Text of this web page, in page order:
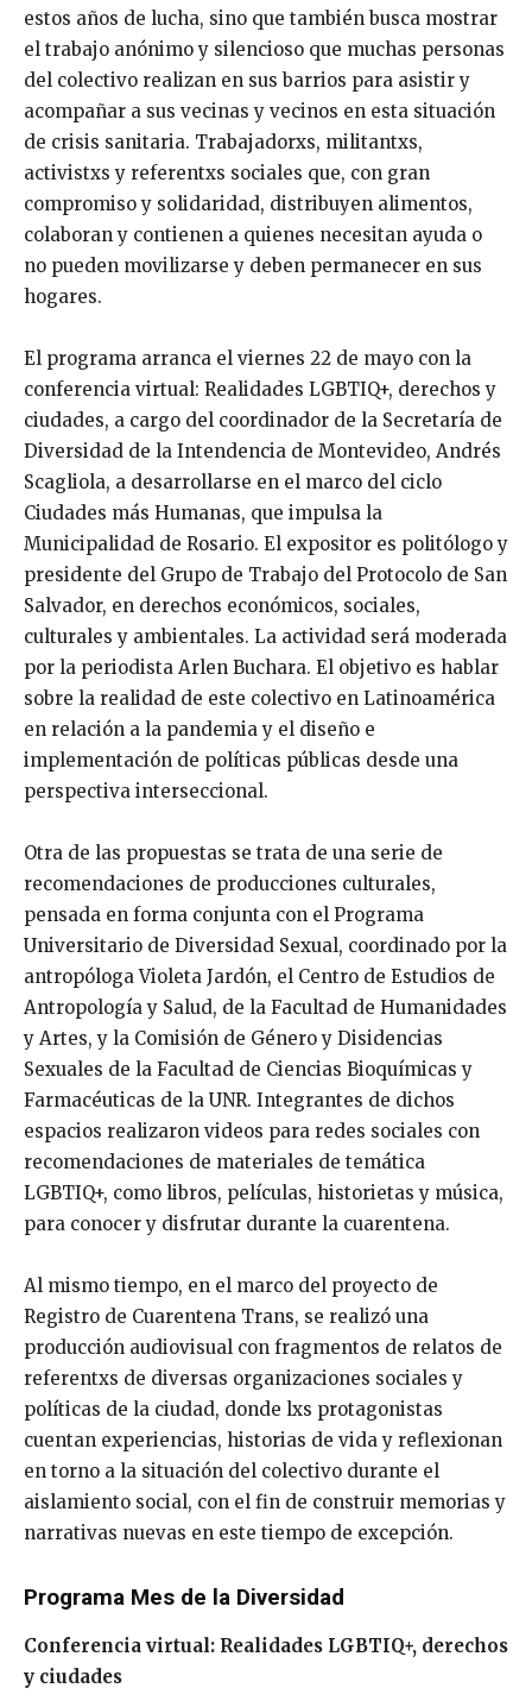
estos años de lucha, sino que también busca mostrar
el trabajo anónimo y silencioso que muchas personas
del colectivo realizan en sus barrios para asistir y
acompañar a sus vecinas y vecinos en esta situación
de crisis sanitaria. Trabajadorxs, militantxs,
activistxs y referentxs sociales que, con gran
compromiso y solidaridad, distribuyen alimentos,
colaboran y contienen a quienes necesitan ayuda o
no pueden movilizarse y deben permanecer en sus
hogares.
El programa arranca el viernes 22 de mayo con la
conferencia virtual: Realidades LGBTIQ+, derechos y
ciudades, a cargo del coordinador de la Secretaría de
Diversidad de la Intendencia de Montevideo, Andrés
Scagliola, a desarrollarse en el marco del ciclo
Ciudades más Humanas, que impulsa la
Municipalidad de Rosario. El expositor es politólogo y
presidente del Grupo de Trabajo del Protocolo de San
Salvador, en derechos económicos, sociales,
culturales y ambientales. La actividad será moderada
por la periodista Arlen Buchara. El objetivo es hablar
sobre la realidad de este colectivo en Latinoamérica
en relación a la pandemia y el diseño e
implementación de políticas públicas desde una
perspectiva interseccional.
Otra de las propuestas se trata de una serie de
recomendaciones de producciones culturales,
pensada en forma conjunta con el Programa
Universitario de Diversidad Sexual, coordinado por la
antropóloga Violeta Jardón, el Centro de Estudios de
Antropología y Salud, de la Facultad de Humanidades
y Artes, y la Comisión de Género y Disidencias
Sexuales de la Facultad de Ciencias Bioquímicas y
Farmacéuticas de la UNR. Integrantes de dichos
espacios realizaron videos para redes sociales con
recomendaciones de materiales de temática
LGBTIQ+, como libros, películas, historietas y música,
para conocer y disfrutar durante la cuarentena.
Al mismo tiempo, en el marco del proyecto de
Registro de Cuarentena Trans, se realizó una
producción audiovisual con fragmentos de relatos de
referentxs de diversas organizaciones sociales y
políticas de la ciudad, donde lxs protagonistas
cuentan experiencias, historias de vida y reflexionan
en torno a la situación del colectivo durante el
aislamiento social, con el fin de construir memorias y
narrativas nuevas en este tiempo de excepción.
Programa Mes de la Diversidad
Conferencia virtual: Realidades LGBTIQ+, derechos
y ciudades